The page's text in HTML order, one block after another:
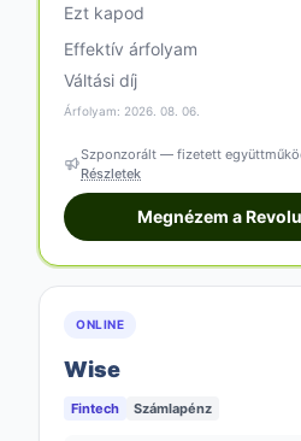
Ezt kapod
Effektív árfolyam
Váltási díj
Árfolyam: 2026. 08. 06.
Szponzorált — fizetett
Részletek
Megnézem a
ONLINE
Wise
Fintech Számlapénz